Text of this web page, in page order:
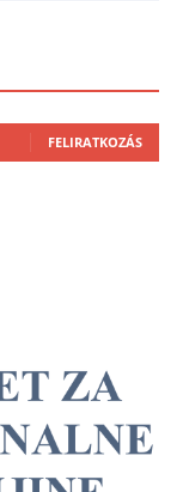
FELIRATKOZÁS